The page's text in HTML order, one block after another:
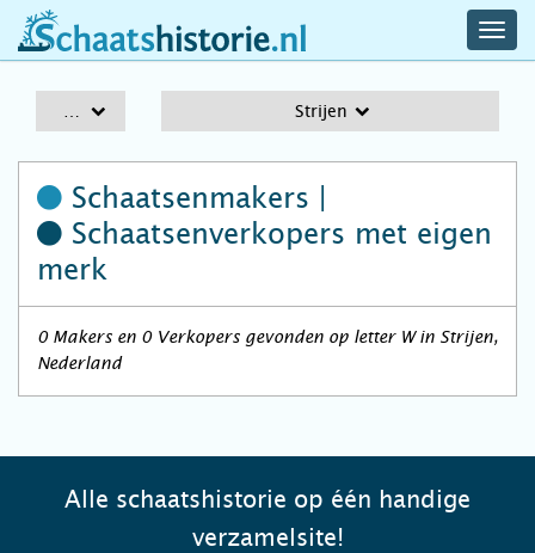
schaatshistorie.nl
Strijen
Schaatsenmakers |
Schaatsenverkopers met eigen
merk
0 Makers en 0 Verkopers gevonden op letter W in Strijen,
Nederland
Alle schaatshistorie op één handige
verzamelsite!